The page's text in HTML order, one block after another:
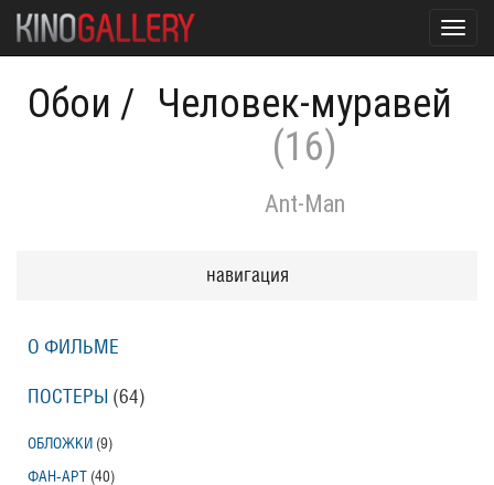
Обои / Человек-муравей
(16)
Ant-Man
навигация
О ФИЛЬМЕ
ПОСТЕРЫ (64)
ОБЛОЖКИ (9)
ФАН-АРТ (40)